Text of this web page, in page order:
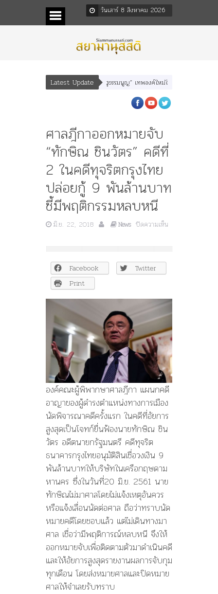
วันเสาร์ 8 สิงหาคม 2026
Latest Update
หเสนา” “อรุณเทพบุตร” และ “เทพีรัฐธรรมนูญ” เทพองค์ใหม่ใน “ศิลปะคณะราษฎร”
ศาลฎีกาออกหมายจับ
“ทักษิณ ชินวัตร” คดีที่
2 ในคดีทุจริตกรุงไทย
ปล่อยกู้ 9 พันล้านบาท
ชี้มีพฤติกรรมหลบหนี
มิ.ย. 22, 2018 News ปิดความเห็น
ศาล
ฎีกา
ออก
หมาย
“ทักษิณ
ชิน
ใน
คดี
ทุจริต
กรุง
ไทย
ปล่อย
กู้
9
พัน
ล้าน
บาท
ชี้
มี
พฤติกรรม
หลบ
หนี
Facebook
Twitter
Print
องค์คณะผู้พิพากษาศาลฎีกา แผนกคดี
อาญาของผู้ดำรงตำแหน่งทางการเมือง
นัดพิจารณาคดีครั้งแรก ในคดีที่อัยการ
สูงสุดเป็นโจทก์ยื่นฟ้องนายทักษิณ ชิน
วัตร อดีตนายกรัฐมนตรี คดีทุจริต
ธนาคารกรุงไทยอนุมัติสินเชื่อวงเงิน 9
พันล้านบาทให้บริษัทในเครือกฤษดาม
หานคร ซึ่งในวันที่20 มิ.ย. 2561 นาย
ทักษิณไม่มาศาลโดยไม่แจ้งเหตุอันควร
หรือแจ้งเลื่อนนัดต่อศาล ถือว่าทราบนัด
หมายคดีโดยชอบแล้ว แต่ไม่เดินทางมา
ศาล เชื่อว่ามีพฤติการณ์หลบหนี จึงให้
ออกหมายจับเพื่อติดตามตัวมาดำเนินคดี
และให้อัยการสูงสุดรายงานผลการจับกุม
ทุกเดือน โดยส่งหมายศาลและปิดหมาย
ศาลให้จำเลยรับทราบ